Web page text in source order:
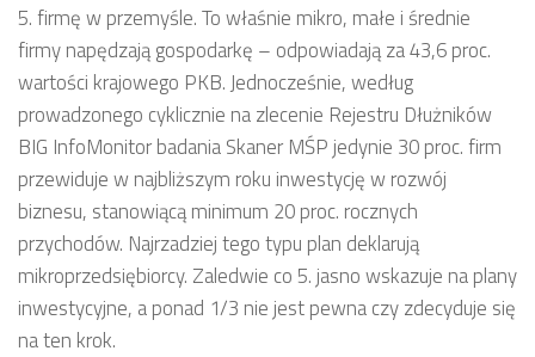
5. firmę w przemyśle. To właśnie mikro, małe i średnie
firmy napędzają gospodarkę – odpowiadają za 43,6 proc.
wartości krajowego PKB. Jednocześnie, według
prowadzonego cyklicznie na zlecenie Rejestru Dłużników
BIG InfoMonitor badania Skaner MŚP jedynie 30 proc. firm
przewiduje w najbliższym roku inwestycję w rozwój
biznesu, stanowiącą minimum 20 proc. rocznych
przychodów. Najrzadziej tego typu plan deklarują
mikroprzedsiębiorcy. Zaledwie co 5. jasno wskazuje na plany
inwestycyjne, a ponad 1/3 nie jest pewna czy zdecyduje się
na ten krok.